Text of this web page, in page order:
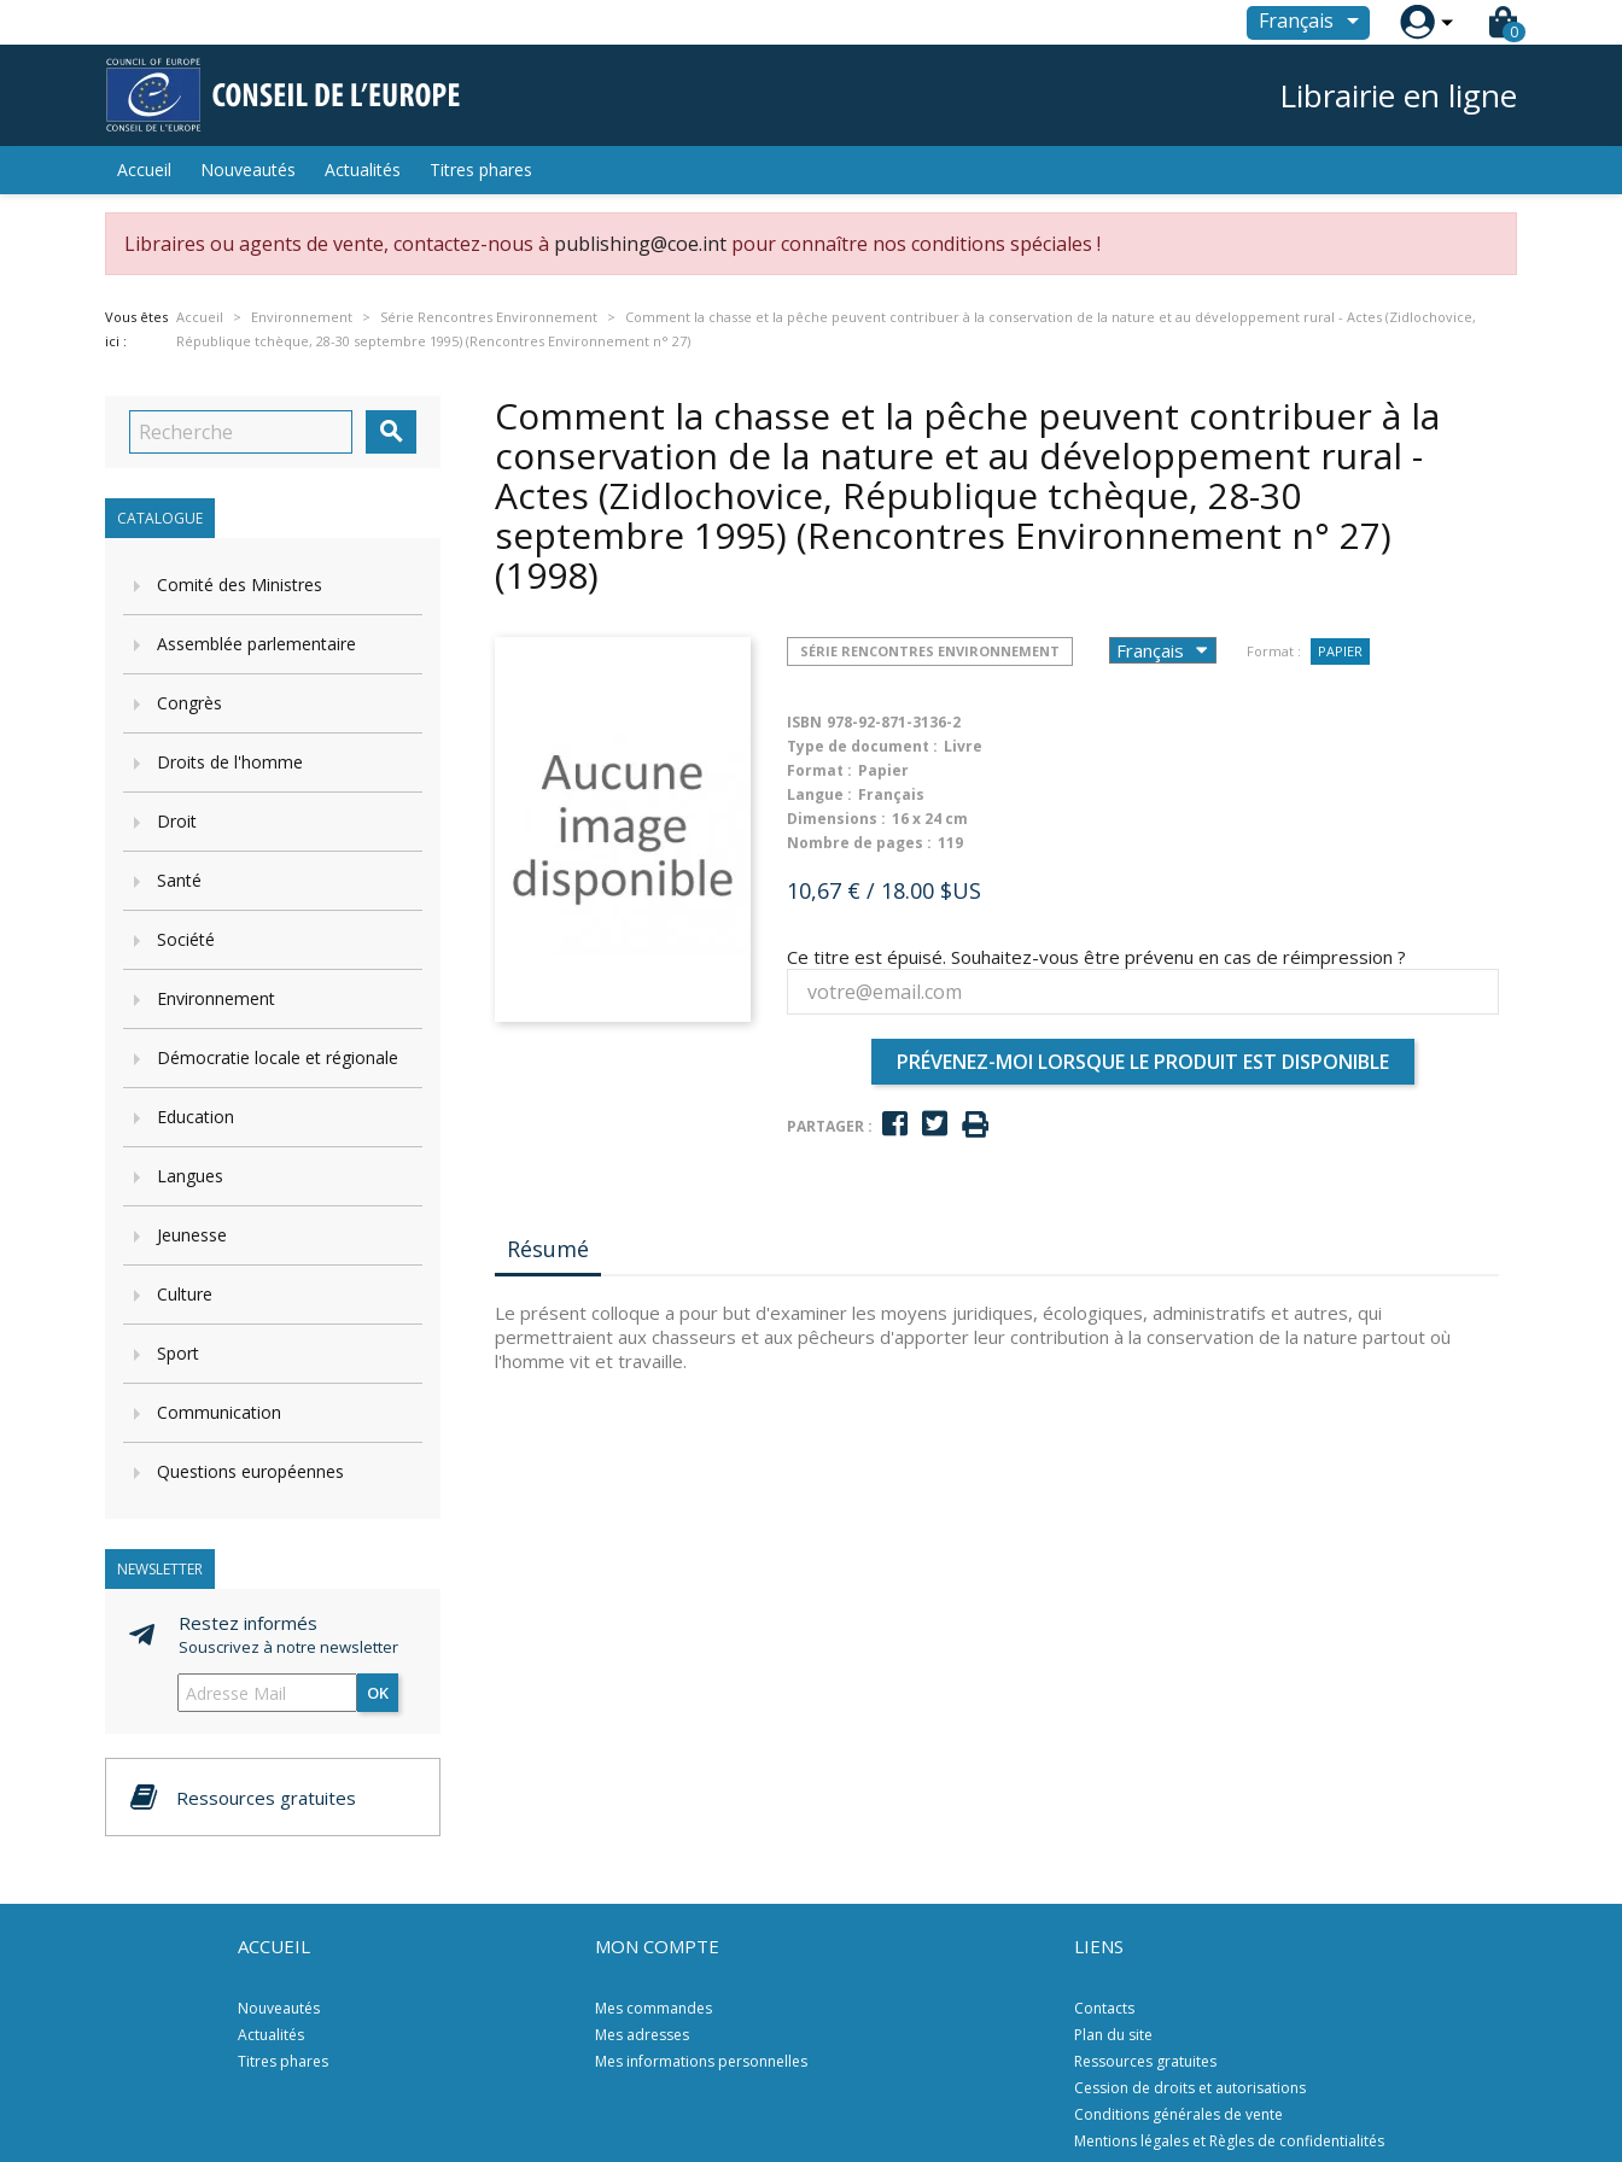
Français  0
Librairie en ligne
Accueil Nouveautés Actualités Titres phares
Libraires ou agents de vente, contactez-nous à publishing@coe.int pour connaître nos conditions spéciales !
Vous êtes
ici :
Accueil Environnement Série Rencontres Environnement
Comment la chasse et la pêche peuvent contribuer à la conservation de la nature et au développement rural - Actes (Zidlochovice,
République tchèque, 28-30 septembre 1995) (Rencontres Environnement n° 27)

CATALOGUE
Comité des Ministres
Assemblée parlementaire
Congrès
Droits de l'homme
Droit
Santé
Société
Environnement
Démocratie locale et régionale
Education
Langues
Jeunesse
Culture
Sport
Communication
Questions européennes
NEWSLETTER
Restez informés
Souscrivez à notre newsletter
OK
Ressources gratuites
Comment la chasse et la pêche peuvent contribuer à la
conservation de la nature et au développement rural -
Actes (Zidlochovice, République tchèque, 28-30
septembre 1995) (Rencontres Environnement n° 27)
(1998)
SÉRIE RENCONTRES ENVIRONNEMENT Format : PAPIER
ISBN 978-92-871-3136-2
Type de document : Livre
Format : Papier
Langue : Français
Dimensions : 16 x 24 cm
Nombre de pages : 119
10,67 € / 18.00 $US
Ce titre est épuisé. Souhaitez-vous être prévenu en cas de réimpression ?
PRÉVENEZ-MOI LORSQUE LE PRODUIT EST DISPONIBLE
PARTAGER :
Résumé
Le présent colloque a pour but d'examiner les moyens juridiques, écologiques, administratifs et autres, qui
permettraient aux chasseurs et aux pêcheurs d'apporter leur contribution à la conservation de la nature partout où
l'homme vit et travaille.
ACCUEIL
Nouveautés
Actualités
Titres phares
MON COMPTE
Mes commandes
Mes adresses
Mes informations personnelles
LIENS
Contacts
Plan du site
Ressources gratuites
Cession de droits et autorisations
Conditions générales de vente
Mentions légales et Règles de confidentialités